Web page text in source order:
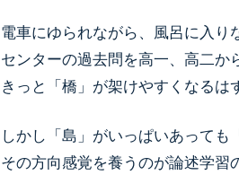
電車にゆられながら、風呂に入り
センターの過去問を高一、高二か
きっと「橋」が架けやすくなるは
しかし「島」がいっぱいあっても
その方向感覚を養うのが論述学習